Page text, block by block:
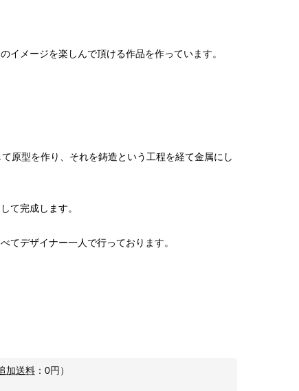
原型を作り、それを鋳造という工程を経て金属にし
てデザイナー一人で行っております。
加送料 ： 0円）